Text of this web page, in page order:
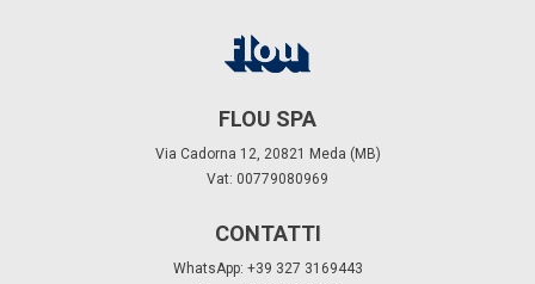
FLOU SPA
Via Cadorna 12, 20821 Meda (MB)
Vat: 00779080969
CONTATTI
WhatsApp: +39 327 3169443